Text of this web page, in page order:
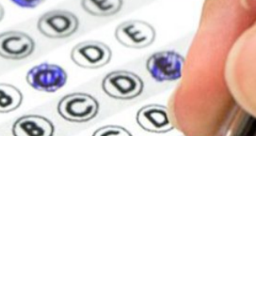
permitindo que cada candidato identifique sua
colocação dentro da opção escolhida no
da inscrição. É importante destacar que a posição
no ranking será utilizada como base para a
concessão da